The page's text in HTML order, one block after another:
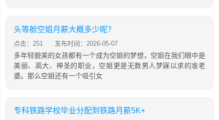
头等舱空姐月薪大概多少呢？
点击：251 发布时间：2026-05-07
多年轻貌美的女孩都有一个成为空姐的梦想，空姐在我们眼中是
美丽、高大、神圣的职业，空姐更是无数男人梦寐以求的准老
婆。那么空姐还有一个吸引女
专科铁路学校毕业分配到铁路月薪5K+